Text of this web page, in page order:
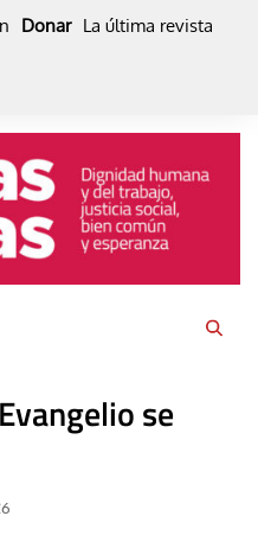
Donar La última revista
se